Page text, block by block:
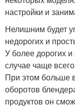
настройки и
Нелишним будет
недорогих и
У более дорогих
случае чаще
При этом больше
оборотов
продуктов он